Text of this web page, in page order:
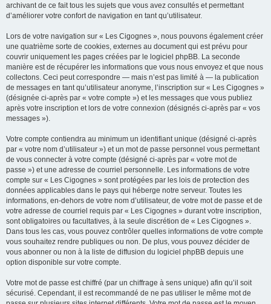
archivant de ce fait tous les sujets que vous avez consultés et permettant
d’améliorer votre confort de navigation en tant qu’utilisateur.
Lors de votre navigation sur « Les Cigognes », nous pouvons également créer
une quatrième sorte de cookies, externes au document qui est prévu pour
couvrir uniquement les pages créées par le logiciel phpBB. La seconde
manière est de récupérer les informations que vous nous envoyez et que nous
collectons. Ceci peut correspondre — mais n’est pas limité à — la publication
de messages en tant qu’utilisateur anonyme, l’inscription sur « Les Cigognes »
(désignée ci-après par « votre compte ») et les messages que vous publiez
après votre inscription et lors de votre connexion (désignés ci-après par « vos
messages »).
Votre compte contiendra au minimum un identifiant unique (désigné ci-après
par « votre nom d’utilisateur ») et un mot de passe personnel vous permettant
de vous connecter à votre compte (désigné ci-après par « votre mot de
passe ») et une adresse de courriel personnelle. Les informations de votre
compte sur « Les Cigognes » sont protégées par les lois de protection des
données applicables dans le pays qui héberge notre serveur. Toutes les
informations, en-dehors de votre nom d’utilisateur, de votre mot de passe et de
votre adresse de courriel requis par « Les Cigognes » durant votre inscription,
sont obligatoires ou facultatives, à la seule discrétion de « Les Cigognes ».
Dans tous les cas, vous pouvez contrôler quelles informations de votre compte
vous souhaitez rendre publiques ou non. De plus, vous pouvez décider de
vous abonner ou non à la liste de diffusion du logiciel phpBB depuis une
option disponible sur votre compte.
Votre mot de passe est chiffré (par un chiffrage à sens unique) afin qu’il soit
sécurisé. Cependant, il est recommandé de ne pas utiliser le même mot de